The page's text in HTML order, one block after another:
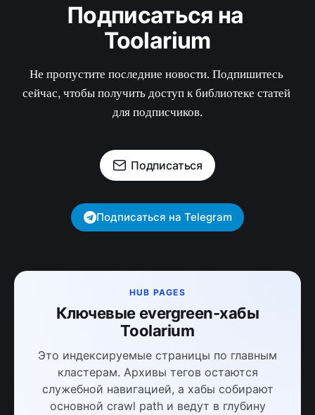
Подписаться на
Toolarium
Не пропустите последние новости. Подпишитесь
сейчас, чтобы получить доступ к библиотеке статей
для подписчиков.
Подписаться
Подписаться на Telegram
HUB PAGES
Ключевые evergreen-хабы
Toolarium
Это индексируемые страницы по главным
кластерам. Архивы тегов остаются
служебной навигацией, а хабы собирают
основной crawl path и ведут в глубину